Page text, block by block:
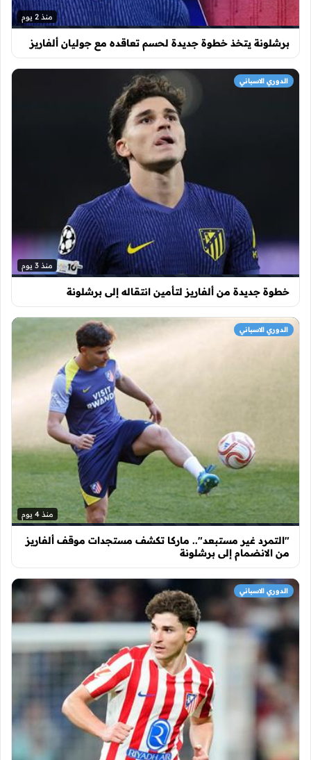
منذ 2 يوم
برشلونة يتخذ خطوة جديدة لحسم تعاقده مع جوليان ألفاريز
منذ 3 يوم
خطوة جديدة من ألفاريز لتأمين انتقاله إلى برشلونة
الدوري الاسباني
منذ 4 يوم
"التمرد غير مستبعد".. ماركا تكشف مستجدات موقف ألفاريز
من الانضمام إلى برشلونة
الدوري الاسباني
الدوري الاسباني